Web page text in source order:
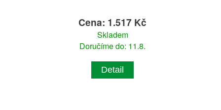
Cena: 1.517 Kč
Skladem
Doručíme do: 11.8.
Detail